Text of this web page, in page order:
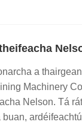
a
Machinery
Nelson. Tá